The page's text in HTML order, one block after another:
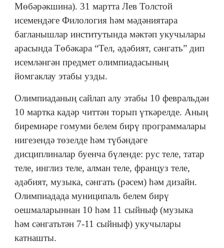
Мөбәрәкшина). 31 мартта Лев Толстой
исемендәге Филология һәм мәдәниятара
багланышлар институтында мәктәп укучылары
арасында Төбәкара “Тел, әдәбият, сәнгать” дип
исемләнгән предмет олимпиадасының
йомгаклау этабы узды.
Олимпиаданың сайлап алу этабы 10 февральдән
10 мартка кадәр читтән торып үткәрелде. Аның
биремнәре гомуми белем бирү программалары
нигезендә төзелде һәм түбәндәге
дисциплиналар буенча бүленде: рус теле, татар
теле, инглиз теле, алман теле, француз теле,
әдәбият, музыка, сәнгать (рәсем) һәм дизайн.
Олимпиадада муниципаль белем бирү
оешмаларыннан 10 һәм 11 сыйныф (музыка
һәм сәнгатьтән 7-11 сыйныф) укучылары
катнашты.